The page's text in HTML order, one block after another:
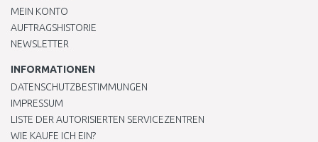
MEIN KONTO
AUFTRAGSHISTORIE
NEWSLETTER
INFORMATIONEN
DATENSCHUTZBESTIMMUNGEN
IMPRESSUM
LISTE DER AUTORISIERTEN SERVICEZENTREN
WIE KAUFE ICH EIN?